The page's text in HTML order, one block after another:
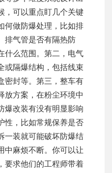
，可以重点盯几个关键
何做防爆处理，比如排
排气管是否有隔热防
什么范围。第二，电气
或隔爆结构，包括线束
密封等。第三，整车有
放方案，在粉尘环境中
爆改装有没有明显影响
性，比如常规保养是否
一装就可能破坏防爆结
中麻烦不断。你可以让
要求他们的工程师带着